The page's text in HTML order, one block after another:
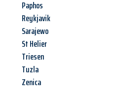
Paphos
Reykjavik
Sarajewo
St Helier
Triesen
Tuzla
Zenica